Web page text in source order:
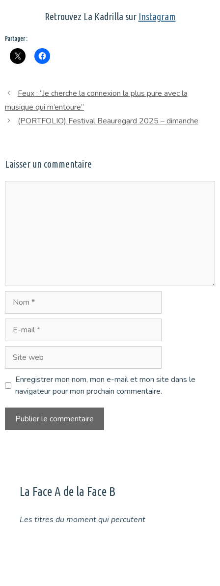
Retrouvez La Kadrilla sur Instagram
Partager :
Feux : “Je cherche la connexion la plus pure avec la
musique qui m’entoure”
(PORTFOLIO) Festival Beauregard 2025 – dimanche
Laisser un commentaire
mail
web
Enregistrer mon nom, mon e-mail et mon site dans le
navigateur pour mon prochain commentaire.
La Face A de la Face B
Les titres du moment qui percutent